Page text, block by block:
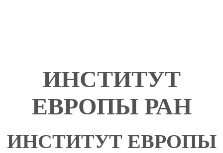
ИНСТИТУТ
ЕВРОПЫ РАН
ИНСТИТУТ ЕВРОПЫ